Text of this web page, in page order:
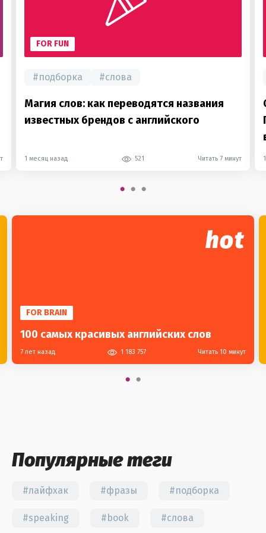
FOR FUN
#подборка #слова
Магия слов: как переводятся названия
известных брендов с английского
1 месяц назад 521 Читать 7 минут
hot
FOR BRAIN
100 самых красивых английских слов
7 лет назад 1 183 757 Читать 10 минут
Популярные теги
#лайфхак #фразы #подборка
#speaking #book #слова